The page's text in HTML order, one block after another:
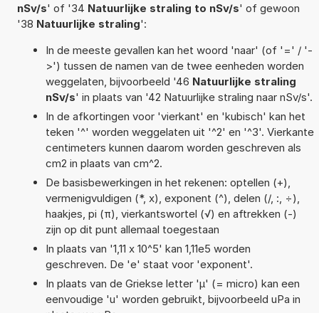
nSv/s' of '34 Natuurlijke straling to nSv/s' of gewoon
'38 Natuurlijke straling':
In de meeste gevallen kan het woord 'naar' (of '=' / '-
>') tussen de namen van de twee eenheden worden
weggelaten, bijvoorbeeld '46 Natuurlijke straling
nSv/s' in plaats van '42 Natuurlijke straling naar nSv/s'.
In de afkortingen voor 'vierkant' en 'kubisch' kan het
teken '^' worden weggelaten uit '^2' en '^3'. Vierkante
centimeters kunnen daarom worden geschreven als
cm2 in plaats van cm^2.
De basisbewerkingen in het rekenen: optellen (+),
vermenigvuldigen (*, x), exponent (^), delen (/, :, ÷),
haakjes, pi (π), vierkantswortel (√) en aftrekken (-)
zijn op dit punt allemaal toegestaan
In plaats van '1,11 x 10^5' kan 1,11e5 worden
geschreven. De 'e' staat voor 'exponent'.
In plaats van de Griekse letter 'µ' (= micro) kan een
eenvoudige 'u' worden gebruikt, bijvoorbeeld uPa in